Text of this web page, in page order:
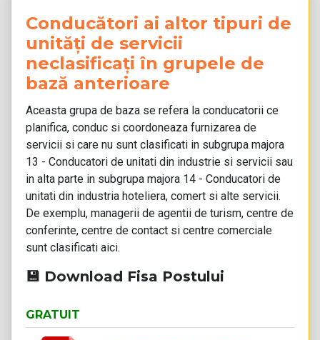
Conducători ai altor tipuri de
unități de servicii
neclasificați în grupele de
bază anterioare
Aceasta grupa de baza se refera la conducatorii ce
planifica, conduc si coordoneaza furnizarea de
servicii si care nu sunt clasificati in subgrupa majora
13 - Conducatori de unitati din industrie si servicii sau
in alta parte in subgrupa majora 14 - Conducatori de
unitati din industria hoteliera, comert si alte servicii.
De exemplu, managerii de agentii de turism, centre de
conferinte, centre de contact si centre comerciale
sunt clasificati aici.
💾 Download Fisa Postului
GRATUIT